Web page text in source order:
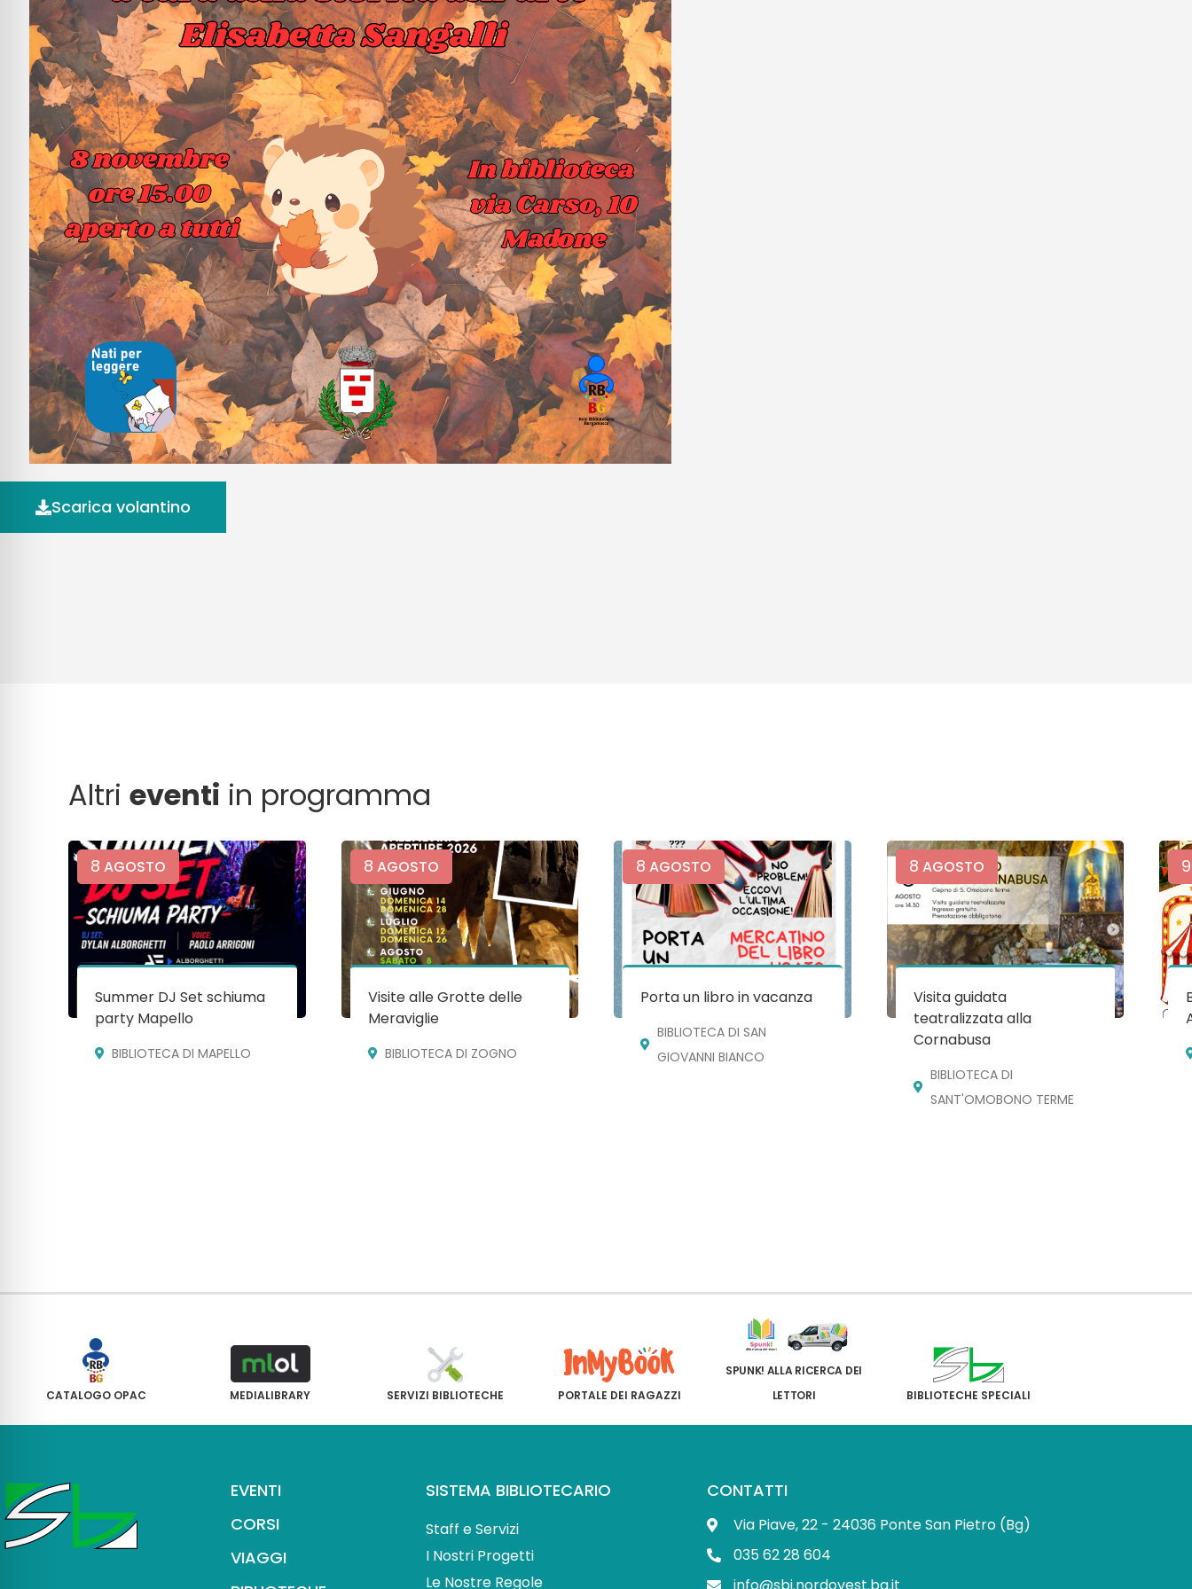
Scarica volantino
Altrieventi in programma
8 AGOSTO
Summer DJ Set schiuma
party Mapello
BIBLIOTECA DI MAPELLO
8 AGOSTO
Visite alle Grotte delle
Meraviglie
BIBLIOTECA DI ZOGNO
8 AGOSTO
Porta un libro in vacanza
BIBLIOTECA DI SAN
GIOVANNI BIANCO
8 AGOSTO
Visita guidata
teatralizzata alla
Cornabusa
BIBLIOTECA DI
SANT'OMOBONO TERME
9
CATALOGO OPAC MEDIALIBRARY SERVIZI BIBLIOTECHE PORTALE DEI RAGAZZI
SPUNK! ALLA RICERCA DEI
LETTORI
BIBLIOTECHE SPECIALI
EVENTI
CORSI
VIAGGI
SISTEMA BIBLIOTECARIO
Staff e Servizi
I Nostri Progetti
Le Nostre Regole
CONTATTI
Via Piave, 22 - 24036 Ponte San Pietro (Bg)
035 62 28 604